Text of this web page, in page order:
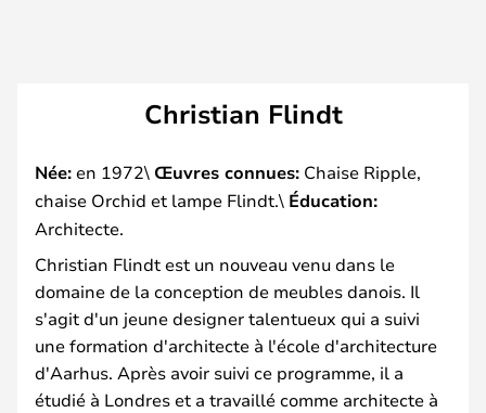
Christian Flindt
Née:en 1972\ Œuvres connues: Chaise Ripple,
chaise Orchid et lampe Flindt.\ Éducation:
Architecte.
Christian Flindt est un nouveau venu dans le
domaine de la conception de meubles danois. Il
s'agit d'un jeune designer talentueux qui a suivi
une formation d'architecte à l'école d'architecture
d'Aarhus. Après avoir suivi ce programme, il a
étudié à Londres et a travaillé comme architecte à